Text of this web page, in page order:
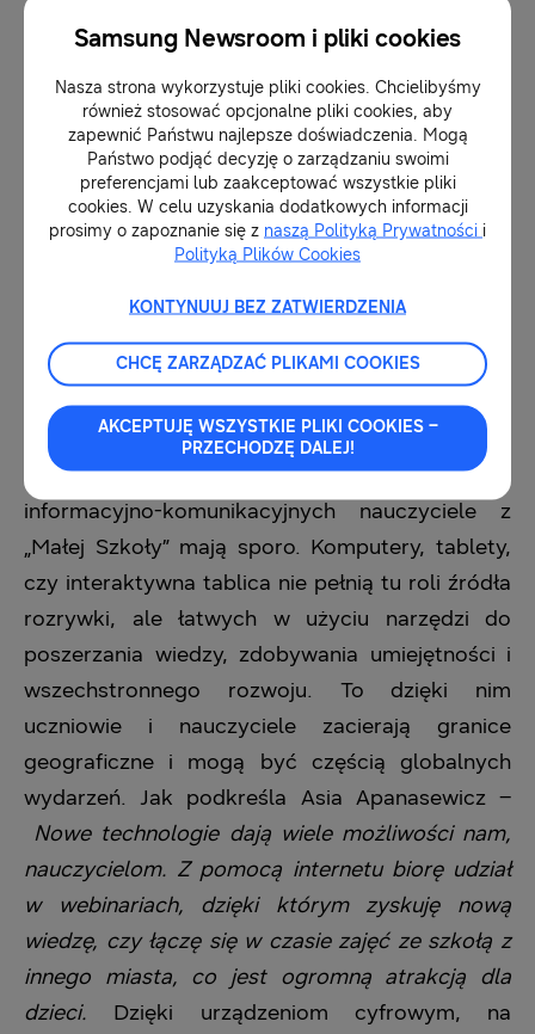
Technologie jako narzędzie pracy
Pomysłów na wykorzystanie technologii
informacyjno-komunikacyjnych nauczyciele z
„Małej Szkoły” mają sporo. Komputery, tablety,
czy interaktywna tablica nie pełnią tu roli źródła
rozrywki, ale łatwych w użyciu narzędzi do
poszerzania wiedzy, zdobywania umiejętności i
wszechstronnego rozwoju. To dzięki nim
uczniowie i nauczyciele zacierają granice
geograficzne i mogą być częścią globalnych
wydarzeń. Jak podkreśla Asia Apanasewicz –
Nowe technologie dają wiele możliwości nam,
nauczycielom. Z pomocą internetu biorę udział
w webinariach, dzięki którym zyskuję nową
wiedzę, czy łączę się w czasie zajęć ze szkołą z
innego miasta, co jest ogromną atrakcją dla
dzieci. Dzięki urządzeniom cyfrowym, na
Samsung Newsroom i pliki cookies
Nasza strona wykorzystuje pliki cookies. Chcielibyśmy
również stosować opcjonalne pliki cookies, aby
zapewnić Państwu najlepsze doświadczenia. Mogą
Państwo podjąć decyzję o zarządzaniu swoimi
preferencjami lub zaakceptować wszystkie pliki
cookies. W celu uzyskania dodatkowych informacji
prosimy o zapoznanie się z naszą Polityką Prywatności i
Polityką Plików Cookies
KONTYNUUJ BEZ ZATWIERDZENIA
CHCĘ ZARZĄDZAĆ PLIKAMI COOKIES
AKCEPTUJĘ WSZYSTKIE PLIKI COOKIES –
PRZECHODZĘ DALEJ!